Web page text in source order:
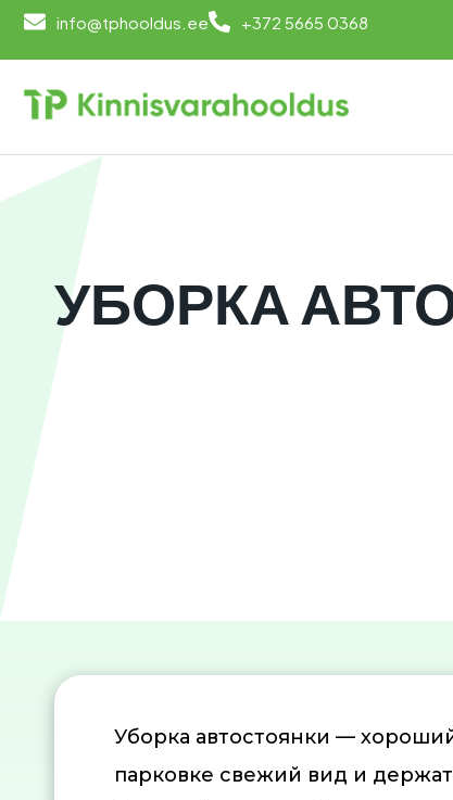
info@tphooldus.ee +372 5665 0368
УБОРКА
Уборка автостоянки —
парковке свежий вид и